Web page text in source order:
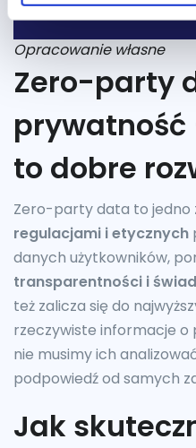
Opracowanie własne
Zero-party
prywatność
to dobre
Zero-party data to jedno
regulacjami i etycznych
danych użytkowników,
transparentności i
też zalicza się do
rzeczywiste informacje o
nie musimy ich
podpowiedź od samych
Jak